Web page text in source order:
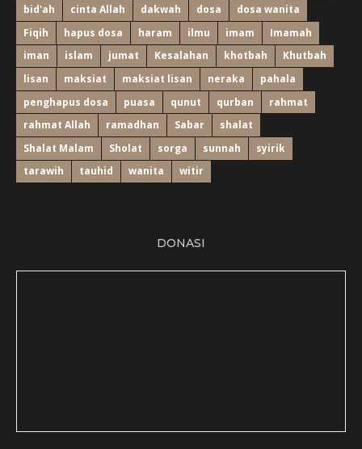
bid'ah
cinta Allah dakwah dosa
dosa wanita
Fiqih
hapus dosa haram ilmu imam
Imamah
iman
islam jumat Kesalahan khotbah
Khutbah
lisan
maksiat maksiat lisan neraka
pahala
penghapus dosa
puasa qunut qurban
rahmat
rahmat Allah
ramadhan Sabar
shalat
Shalat Malam
Sholat sorga sunnah
syirik
tarawih
tauhid wanita witir
DONASI
Bulan ....... 2018, Alhamdulillah ...............................: